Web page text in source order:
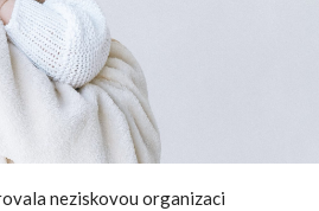
neziskovou organizaci